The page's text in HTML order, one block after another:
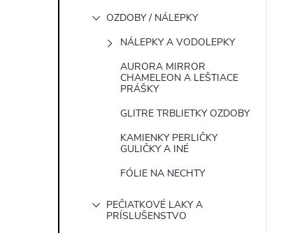
OZDOBY / NÁLEPKY
NÁLEPKY A VODOLEPKY
AURORA MIRROR
CHAMELEON A LEŠTIACE
PRÁŠKY
GLITRE TRBLIETKY OZDOBY
KAMIENKY PERLIČKY
GULIČKY A INÉ
FÓLIE NA NECHTY
PEČIATKOVÉ LAKY A
PRÍSLUŠENSTVO